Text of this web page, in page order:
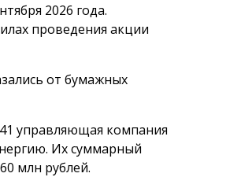
2026 года.
проведения акции
от бумажных
управляющая компания
Их суммарный
млн рублей.